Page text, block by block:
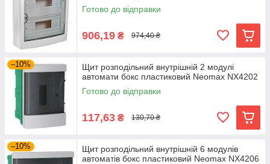
Готово до відправки
906,19 ₴ 974,40 ₴
–10%
Щит розподільний внутрішній 2 модулі
автомати бокс пластиковий Neomax NX4202
Готово до відправки
117,63 ₴ 130,70 ₴
–10%
Щит розподільний внутрішній 6 модулів
автоматів бокс пластиковий Neomax NX4206